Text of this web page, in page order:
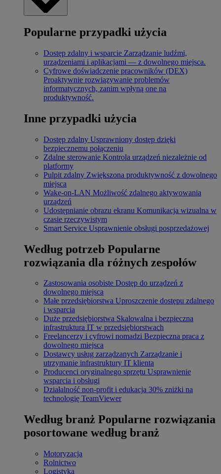
Popularne przypadki użycia
Dostęp zdalny i wsparcie Zarządzanie ludźmi,
urządzeniami i aplikacjami — z dowolnego miejsca.
Cyfrowe doświadczenie pracowników (DEX)
Proaktywnie rozwiązywanie problemów
informatycznych, zanim wpłyną one na
produktywność.
Inne przypadki użycia
Dostęp zdalny Usprawniony dostęp dzięki
bezpiecznemu połączeniu
Zdalne sterowanie Kontrola urządzeń niezależnie od
platformy
Pulpit zdalny Zwiększona produktywność z dowolnego
miejsca
Wake-on-LAN Możliwość zdalnego aktywowania
urządzeń
Udostępnianie obrazu ekranu Komunikacja wizualna w
czasie rzeczywistym
Smart Service Usprawnienie obsługi posprzedażowej
Według potrzeb Popularne
rozwiązania dla różnych zespołów
Zastosowania osobiste Dostęp do urządzeń z
dowolnego miejsca
Małe przedsiębiorstwa Uproszczenie dostępu zdalnego
i wsparcia
Duże przedsiębiorstwa Skalowalna i bezpieczna
infrastruktura IT w przedsiębiorstwach
Freelancerzy i cyfrowi nomadzi Bezpieczna praca z
dowolnego miejsca
Dostawcy usług zarządzanych Zarządzanie i
utrzymanie infrastruktury IT klienta
Producenci oryginalnego sprzętu Usprawnienie
wsparcia i obsługi
Działalność non-profit i edukacja 30% zniżki na
technologię TeamViewer
Według branż Popularne rozwiązania
posortowane według branż
Motoryzacja
Rolnictwo
Logistyka